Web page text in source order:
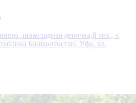
шоколадная девочка,8 мес., с
Башкортостан, Уфа, ул.